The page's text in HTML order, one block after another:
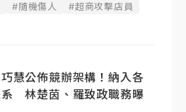
#隨機傷人
#超商攻擊店員
慧公佈競辦架構！納入各
林楚茵、羅致政職務曝